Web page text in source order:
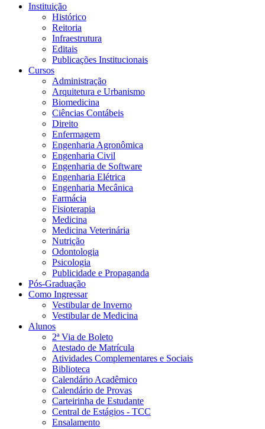
Instituição
Histórico
Reitoria
Infraestrutura
Editais
Publicações Institucionais
Cursos
Administração
Arquitetura e Urbanismo
Biomedicina
Ciências Contábeis
Direito
Enfermagem
Engenharia Agronômica
Engenharia Civil
Engenharia de Software
Engenharia Elétrica
Engenharia Mecânica
Farmácia
Fisioterapia
Medicina
Medicina Veterinária
Nutrição
Odontologia
Psicologia
Publicidade e Propaganda
Pós-Graduação
Como Ingressar
Vestibular de Inverno
Vestibular de Medicina
Alunos
2ª Via de Boleto
Atestado de Matrícula
Atividades Complementares e Sociais
Biblioteca
Calendário Acadêmico
Calendário de Provas
Carteirinha de Estudante
Central de Estágios - TCC
Ensalamento